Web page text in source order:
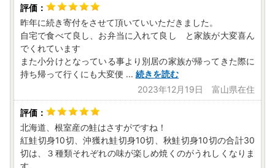
昨年に続き寄付をさせて頂いていいただきました。
自宅で食べて良し、お弁当に入れて良し と家族が大変喜ん
でくれています
また小分けとなっている事より別居の家族が帰ってきた際に
持ち帰って行くにも大変便 ... 続きを読む
2023年12月19日 富山県在住
北海道、根室産の鮭はさすがですね！
紅鮭切身10切、沖獲れ鮭切身10切、秋鮭切身10切の合計30
切は、３種類それぞれの味が楽しめ焼くのがうれしくなりま